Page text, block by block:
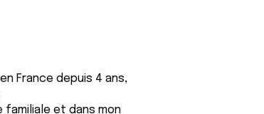
France depuis 4 ans,
familiale et dans mon